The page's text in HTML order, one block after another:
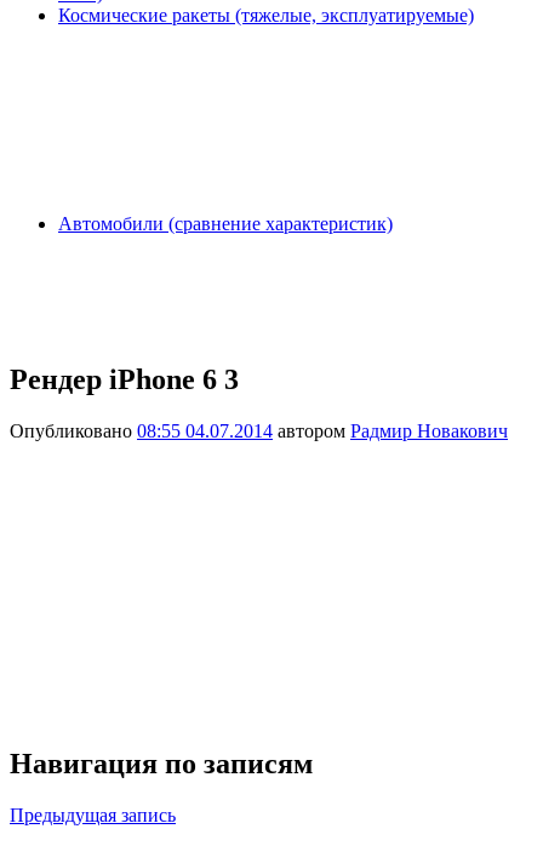
Космические ракеты (тяжелые, эксплуатируемые)
Автомобили (сравнение характеристик)
Рендер iPhone 6 3
Опубликовано 08:55 04.07.2014 автором Радмир Новакович
Навигация по записям
Предыдущая запись